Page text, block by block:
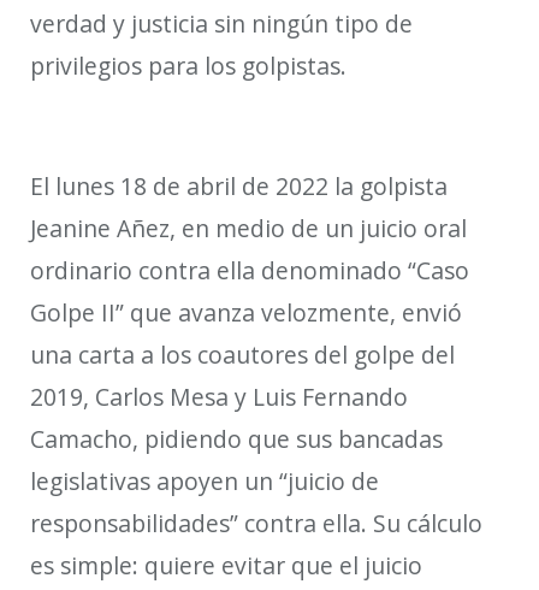
verdad y justicia sin ningún tipo de
privilegios para los golpistas.
El lunes 18 de abril de 2022 la golpista
Jeanine Añez, en medio de un juicio oral
ordinario contra ella denominado “Caso
Golpe II” que avanza velozmente, envió
una carta a los coautores del golpe del
2019, Carlos Mesa y Luis Fernando
Camacho, pidiendo que sus bancadas
legislativas apoyen un “juicio de
responsabilidades” contra ella. Su cálculo
es simple: quiere evitar que el juicio